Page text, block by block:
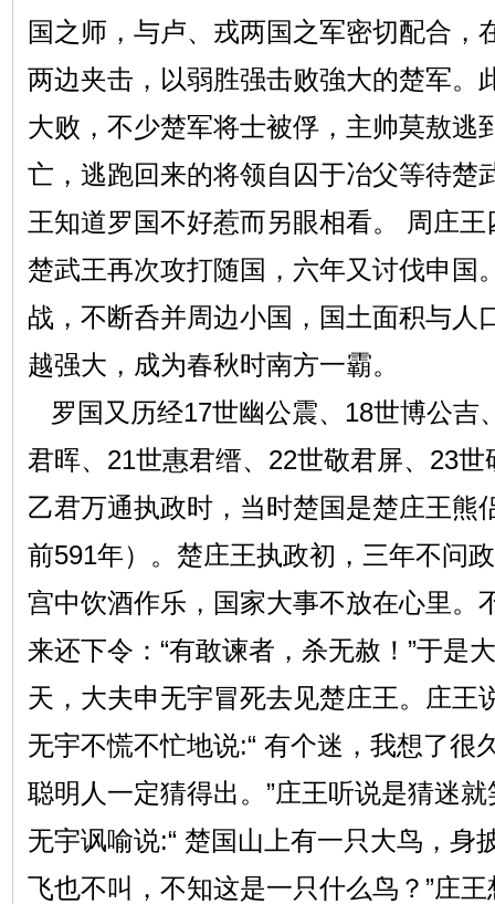
国之师，与卢、戎两国之军密切配合，
两边夹击，以弱胜强击败強大的楚军。
大败，不少楚军将士被俘，主帅莫敖逃
亡，逃跑回来的将领自囚于冶父等待楚
王知道罗国不好惹而另眼相看。 周庄
楚武王再次攻打随国，六年又讨伐申国
战，不断呑并周边小国，国土面积与人
越强大，成为春秋时南方一霸。
罗国又历经17世幽公震、18世博公吉
君晖、21世惠君缙、22世敬君屏、23
乙君万通执政时，当时楚国是楚庄王熊
前591年）。楚庄王执政初，三年不问
宫中饮酒作乐，国家大事不放在心里。
来还下令：“有敢谏者，杀无赦！”于是
天，大夫申无宇冒死去见楚庄王。庄王
无宇不慌不忙地说:“ 有个迷，我想了很
聪明人一定猜得出。”庄王听说是猜迷就
无宇讽喻说:“ 楚国山上有一只大鸟，身
飞也不叫，不知这是一只什么鸟？”庄